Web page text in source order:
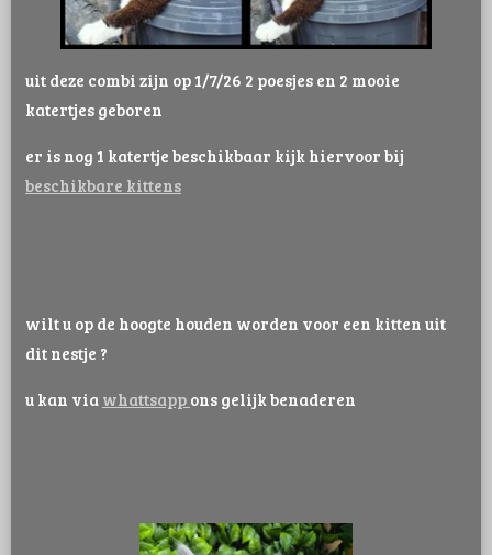
uit deze combi zijn op 1/7/26 2 poesjes en 2 mooie
katertjes geboren
er is nog 1 katertje beschikbaar kijk hiervoor bij
beschikbare kittens
wilt u op de hoogte houden worden voor een kitten uit
dit nestje ?
u kan via whattsapp ons gelijk benaderen